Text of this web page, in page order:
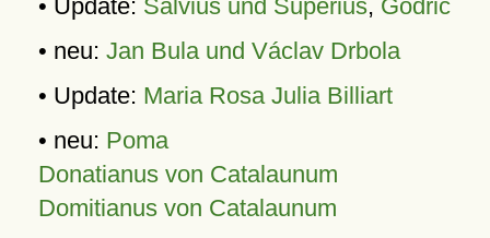
• Update: Salvius und Superius, Godric
• neu: Jan Bula und Václav Drbola
• Update: Maria Rosa Julia Billiart
• neu: Poma
Donatianus von Catalaunum
Domitianus von Catalaunum